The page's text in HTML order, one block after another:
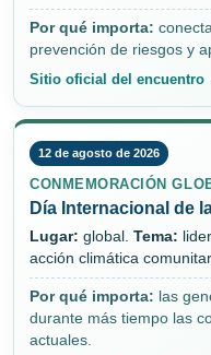
Por qué importa:
prevención de riesgos y
Sitio oficial del encuentro
12 de agosto de 2026
CONMEMORACIÓN
Día Internacional de
Lugar: global. Tema:
acción climática
Por qué importa: las
durante más tiempo las
actuales.